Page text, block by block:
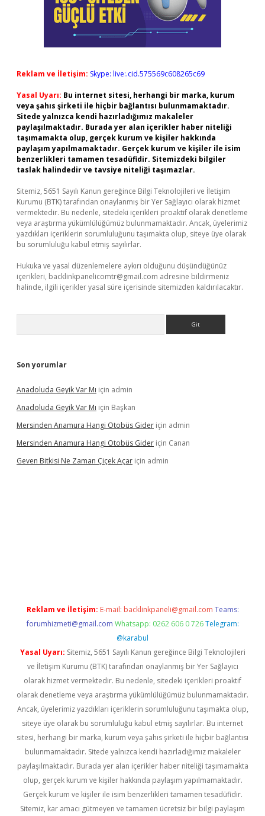
Reklam ve İletişim: Skype: live:.cid.575569c608265c69
Yasal Uyarı: Bu internet sitesi, herhangi bir marka, kurum
veya şahıs şirketi ile hiçbir bağlantısı bulunmamaktadır.
Sitede yalnızca kendi hazırladığımız makaleler
paylaşılmaktadır. Burada yer alan içerikler haber niteliği
taşımamakta olup, gerçek kurum ve kişiler hakkında
paylaşım yapılmamaktadır. Gerçek kurum ve kişiler ile isim
benzerlikleri tamamen tesadüfidir. Sitemizdeki bilgiler
taslak halindedir ve tavsiye niteliği taşımazlar.
Sitemiz, 5651 Sayılı Kanun gereğince Bilgi Teknolojileri ve İletişim
Kurumu (BTK) tarafından onaylanmış bir Yer Sağlayıcı olarak hizmet
vermektedir. Bu nedenle, sitedeki içerikleri proaktif olarak denetleme
veya araştırma yükümlülüğümüz bulunmamaktadır. Ancak, üyelerimiz
yazdıkları içeriklerin sorumluluğunu taşımakta olup, siteye üye olarak
bu sorumluluğu kabul etmiş sayılırlar.
Hukuka ve yasal düzenlemelere aykırı olduğunu düşündüğünüz
içerikleri, backlinkpanelicomtr@gmail.com adresine bildirmeniz
halinde, ilgili içerikler yasal süre içerisinde sitemizden kaldırılacaktır.
Son yorumlar
Anadoluda Geyik Var Mı için admin
Anadoluda Geyik Var Mı için Başkan
Mersinden Anamura Hangi Otobüs Gider için admin
Mersinden Anamura Hangi Otobüs Gider için Canan
Geven Bitkisi Ne Zaman Çiçek Açar için admin
Reklam ve İletişim: E-mail: backlinkpaneli@gmail.com Teams:
forumhizmeti@gmail.com Whatsapp: 0262 606 0 726 Telegram:
@karabul
Yasal Uyarı: Sitemiz, 5651 Sayılı Kanun gereğince Bilgi Teknolojileri
ve İletişim Kurumu (BTK) tarafından onaylanmış bir Yer Sağlayıcı
olarak hizmet vermektedir. Bu nedenle, sitedeki içerikleri proaktif
olarak denetleme veya araştırma yükümlülüğümüz bulunmamaktadır.
Ancak, üyelerimiz yazdıkları içeriklerin sorumluluğunu taşımakta olup,
siteye üye olarak bu sorumluluğu kabul etmiş sayılırlar. Bu internet
sitesi, herhangi bir marka, kurum veya şahıs şirketi ile hiçbir bağlantısı
bulunmamaktadır. Sitede yalnızca kendi hazırladığımız makaleler
paylaşılmaktadır. Burada yer alan içerikler haber niteliği taşımamakta
olup, gerçek kurum ve kişiler hakkında paylaşım yapılmamaktadır.
Gerçek kurum ve kişiler ile isim benzerlikleri tamamen tesadüfidir.
Sitemiz, kar amacı gütmeyen ve tamamen ücretsiz bir bilgi paylaşım